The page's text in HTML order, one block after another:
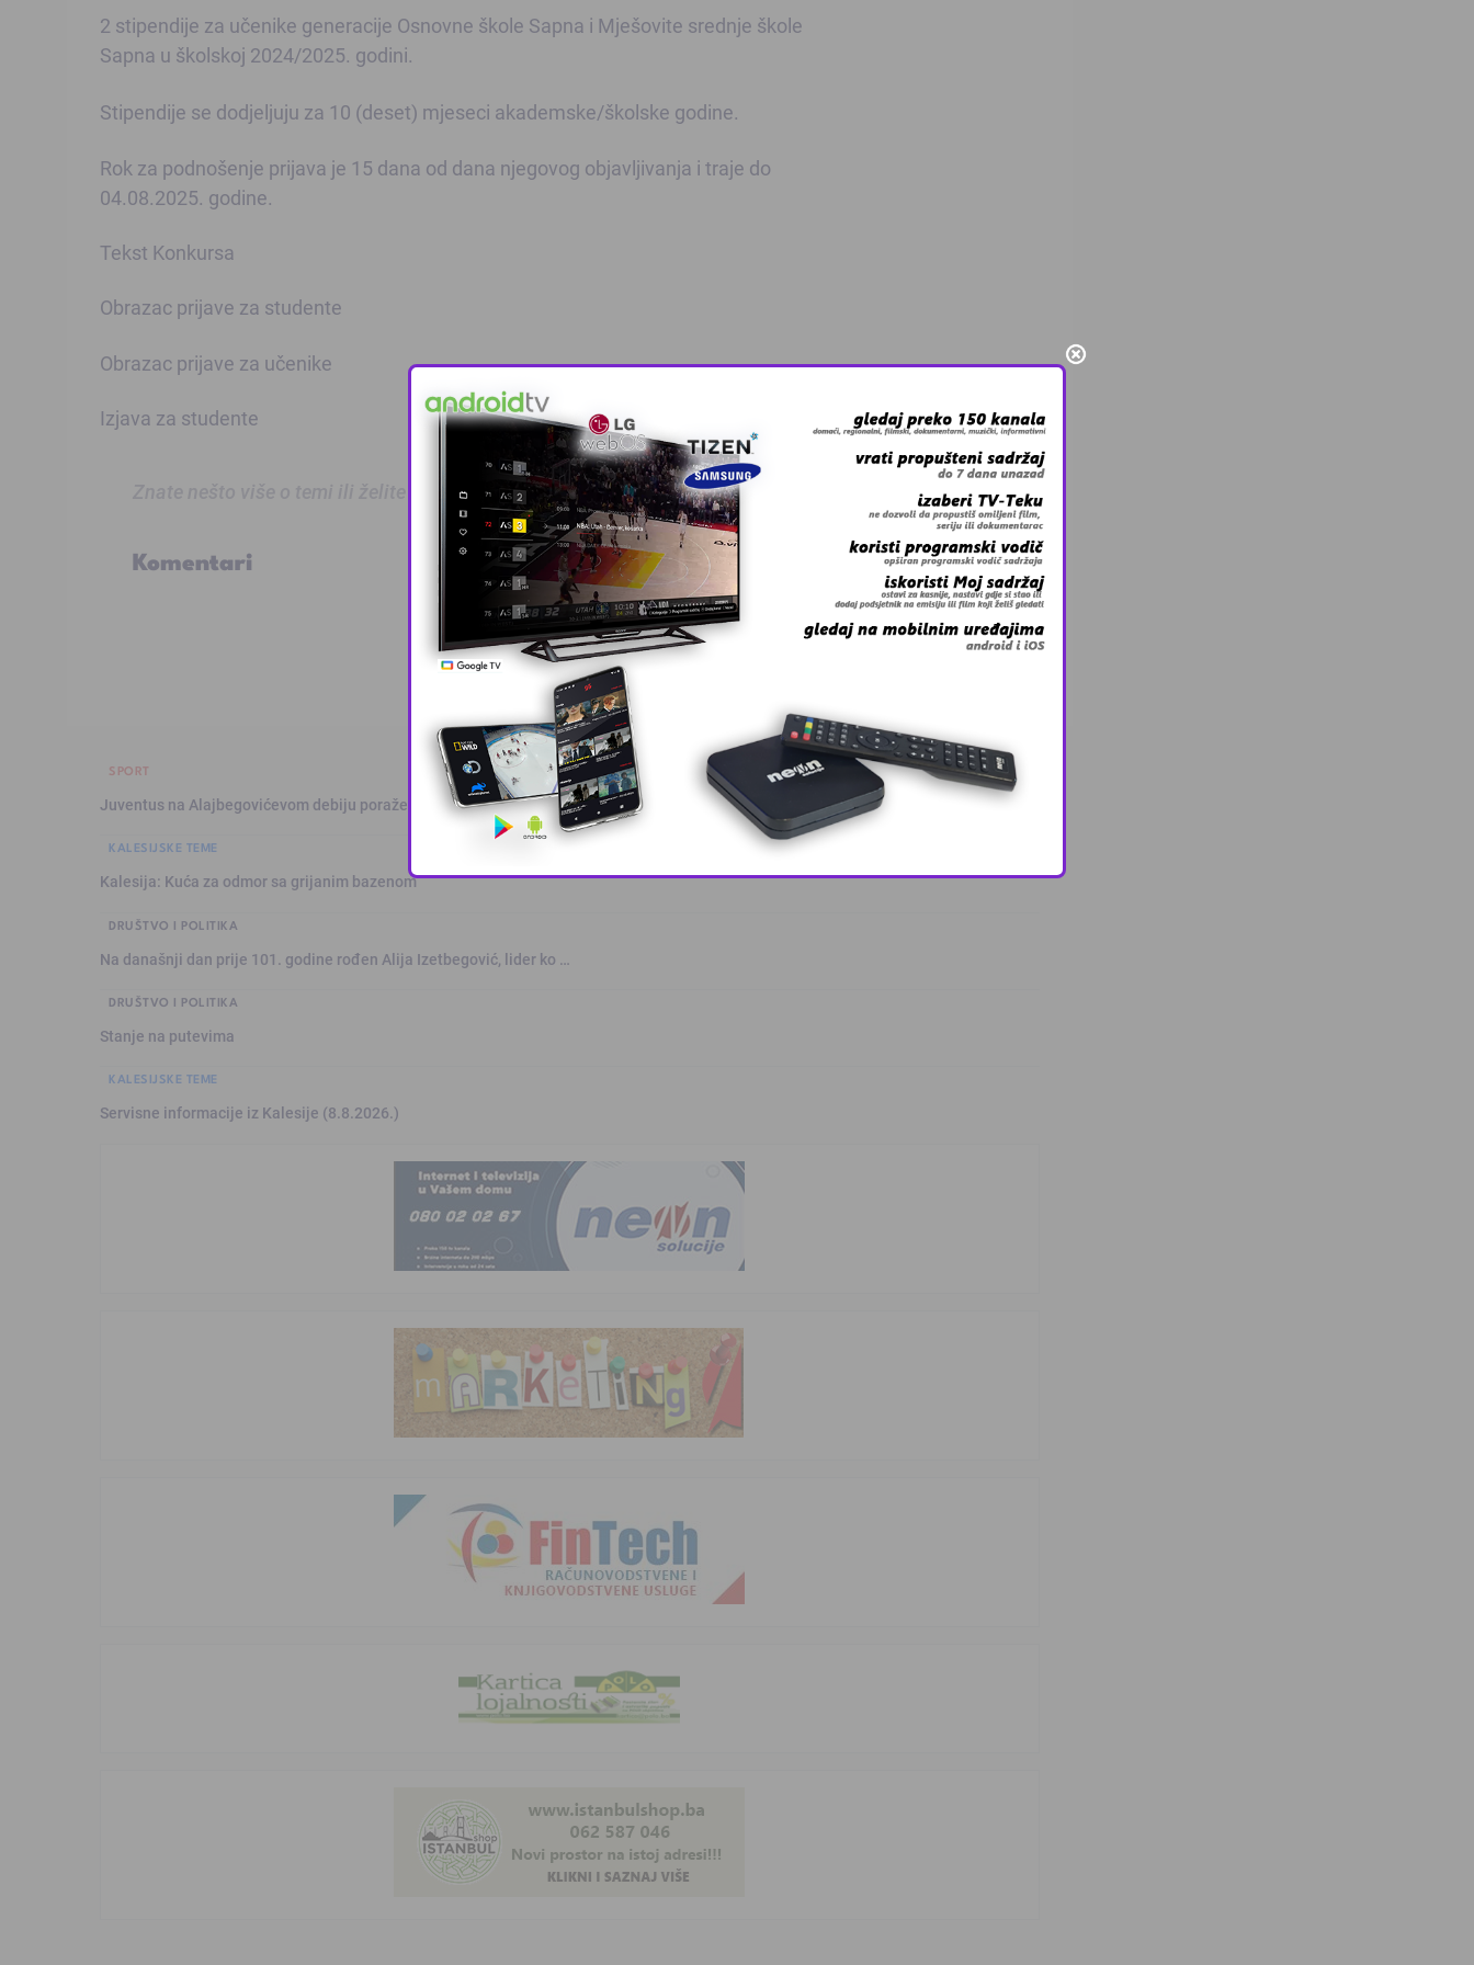
2 stipendije za učenike generacije Osnovne škole Sapna i Mješovite srednje škole
Sapna u školskoj 2024/2025. godini.
Stipendije se dodjeljuju za 10 (deset) mjeseci akademske/školske godine.
Rok za podnošenje prijava je 15 dana od dana njegovog objavljivanja i traje do
04.08.2025. godine.
Tekst Konkursa
Obrazac prijave za studente
Obrazac prijave za učenike
Izjava za studente
Znate nešto više o temi ili želite prijaviti grešku u tekstu?
Komentari
SPORT
Juventus na Alajbegovićevom debiju poražen od Intera, Zmaj učestvov …
KALESIJSKE TEME
Kalesija: Kuća za odmor sa grijanim bazenom
DRUŠTVO I POLITIKA
Na današnji dan prije 101. godine rođen Alija Izetbegović, lider ko …
DRUŠTVO I POLITIKA
Stanje na putevima
KALESIJSKE TEME
Servisne informacije iz Kalesije (8.8.2026.)